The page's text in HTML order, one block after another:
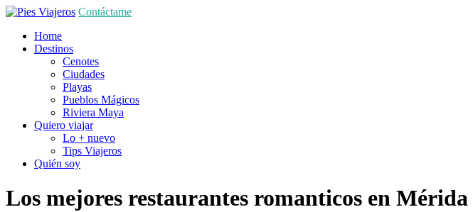
Contáctame
Home
Destinos
Cenotes
Ciudades
Playas
Pueblos Mágicos
Riviera Maya
Quiero viajar
Lo + nuevo
Tips Viajeros
Quién soy
Los mejores restaurantes romanticos en Mérida